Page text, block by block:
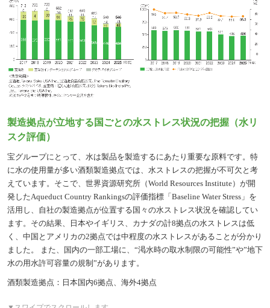
製造拠点が立地する国ごとの水ストレス状況の把握（水リ
スク評価）
宝グループにとって、水は製品を製造するにあたり重要な原料です。特
に水の使用量が多い酒類製造拠点では、水ストレスの把握が不可欠と考
えています。そこで、世界資源研究所（World Resources Institute）が開
発したAqueduct Country Rankingsの評価指標「Baseline Water Stress」を
活用し、自社の製造拠点が位置する国々の水ストレス状況を確認してい
ます。その結果、日本やイギリス、カナダの計8拠点の水ストレスは低
く、中国とアメリカの2拠点では中程度の水ストレスがあることが分かり
ました。 また、国内の一部工場に、“渇水時の取水制限の可能性”や”地下
水の用水許可容量の規制”があります。
酒類製造拠点：日本国内6拠点、海外4拠点